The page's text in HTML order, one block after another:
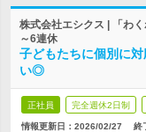
株式会社エシクス | 「わ
～6連休
子どもたちに個別に
い◎
正社員 完全週休2日制
情報更新日：2026/02/27 終